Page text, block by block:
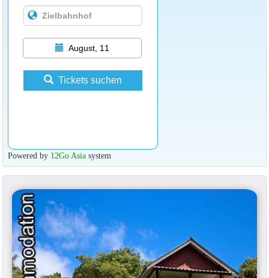
August, 11
Tickets suchen
Powered by 12Go Asiasystem